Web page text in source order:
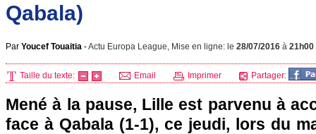
Qabala)
Par Youcef Touaitia -Actu Europa League, Mise en ligne: le 28/07/2016 à 21h00
Taille du texte: Email Imprimer Partager:
Mené à la pause, Lille est parvenu à
face à Qabala (1-1), ce jeudi, lors du